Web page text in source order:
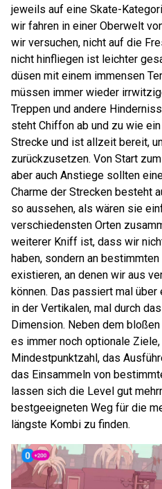
jeweils auf eine Skate-
wir fahren in einer Oberwelt
wir versuchen, nicht auf die
nicht hinfliegen ist leichter
düsen mit einem immensen
müssen immer wieder
Treppen und andere
steht Chiffon ab und zu wie
Strecke und ist allzeit bereit,
zurückzusetzen. Von Start
aber auch Anstiege sollten
Charme der Strecken besteht
so aussehen, als wären sie
verschiedensten Orten
weiterer Kniff ist, dass wir
haben, sondern an
existieren, an denen wir aus
können. Das passiert mal über
in der Vertikalen, mal durch
Dimension. Neben dem
es immer noch optionale
Mindestpunktzahl, das
das Einsammeln von
lassen sich die Level gut
bestgeeigneten Weg für die
längste Kombi zu finden.